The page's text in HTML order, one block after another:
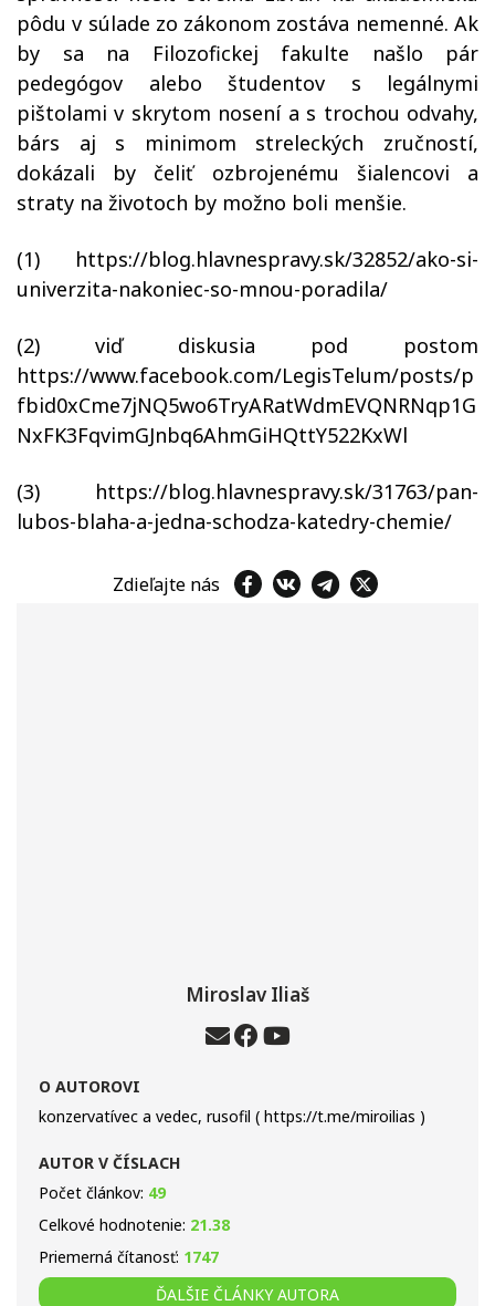
pôdu v súlade zo zákonom zostáva nemenné. Ak
by sa na Filozofickej fakulte našlo pár
pedegógov alebo študentov s legálnymi
pištolami v skrytom nosení a s trochou odvahy,
bárs aj s minimom streleckých zručností,
dokázali by čeliť ozbrojenému šialencovi a
straty na životoch by možno boli menšie.
(1) https://blog.hlavnespravy.sk/32852/ako-si-
univerzita-nakoniec-so-mnou-poradila/
(2) viď diskusia pod postom
https://www.facebook.com/LegisTelum/posts/p
fbid0xCme7jNQ5wo6TryARatWdmEVQNRNqp1G
NxFK3FqvimGJnbq6AhmGiHQttY522KxWl
(3) https://blog.hlavnespravy.sk/31763/pan-
lubos-blaha-a-jedna-schodza-katedry-chemie/
Zdieľajte nás
Miroslav Iliaš
O AUTOROVI
konzervatívec a vedec, rusofil ( https://t.me/miroilias )
AUTOR V ČÍSLACH
Počet článkov: 49
Celkové hodnotenie: 21.38
Priemerná čítanosť: 1747
ĎALŠIE ČLÁNKY AUTORA